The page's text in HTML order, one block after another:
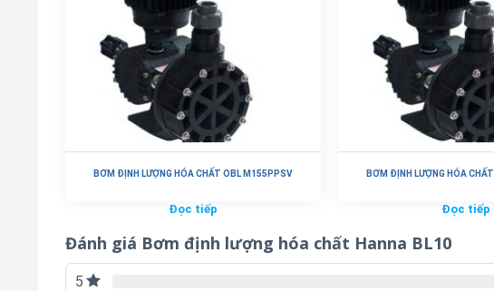
BƠM ĐỊNH LƯỢNG HÓA CHẤT OBL M155PPSV
Đọc tiếp
BƠM ĐỊNH LƯỢNG HÓA
Đọc tiếp
Đánh giá Bơm định lượng hóa chất Hanna BL10
5